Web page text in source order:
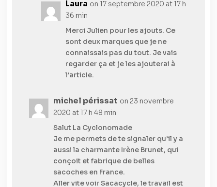
Laura on 17 septembre 2020 at 17 h
36 min
Merci Julien pour les ajouts. Ce
sont deux marques que je ne
connaissais pas du tout. Je vais
regarder ça et je les ajouterai à
l’article.
michel périssat on 23 novembre
2020 at 17 h 48 min
Salut La Cyclonomade
Je me permets de te signaler qu’il y a
aussi la charmante Irène Brunet, qui
conçoit et fabrique de belles
sacoches en France.
Aller vite voir Sacacycle, le travail est